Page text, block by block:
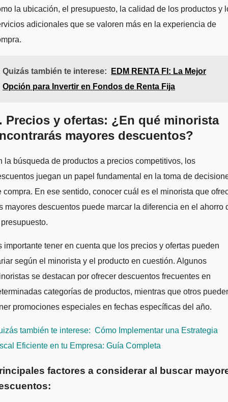
la ubicación, el presupuesto, la calidad de los productos y
adicionales que se valoren más en la experiencia de
Quizás también te interese:
EDM RENTA FI: La Mejor
Opción para Invertir en Fondos de Renta Fija
Precios y ofertas: ¿En qué minorista
mayores descuentos?
la búsqueda de productos a precios competitivos, los
juegan un papel fundamental en la toma de
compra. En ese sentido, conocer cuál es el minorista que
mayores descuentos puede marcar la diferencia en el ahorro
importante tener en cuenta que los precios y ofertas pueden
según el minorista y el producto en cuestión. Algunos
se destacan por ofrecer descuentos frecuentes en
categorías de productos, mientras que otros
promociones especiales en fechas específicas del año.
también te interese: Cómo Implementar una Estrategia
Eficiente en tu Empresa: Guía Completa
factores a considerar al buscar